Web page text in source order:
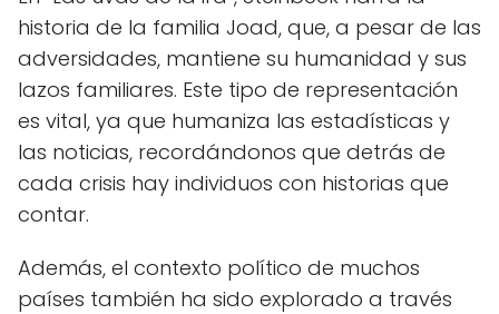
historia de la familia Joad, que, a pesar de las
adversidades, mantiene su humanidad y sus
lazos familiares. Este tipo de representación
es vital, ya que humaniza las estadísticas y
las noticias, recordándonos que detrás de
cada crisis hay individuos con historias que
contar.
Además, el contexto político de muchos
países también ha sido explorado a través